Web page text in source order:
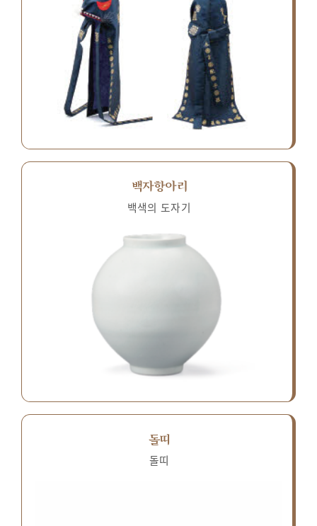
백자항아리
백색의 도자기
돌띠
돌띠